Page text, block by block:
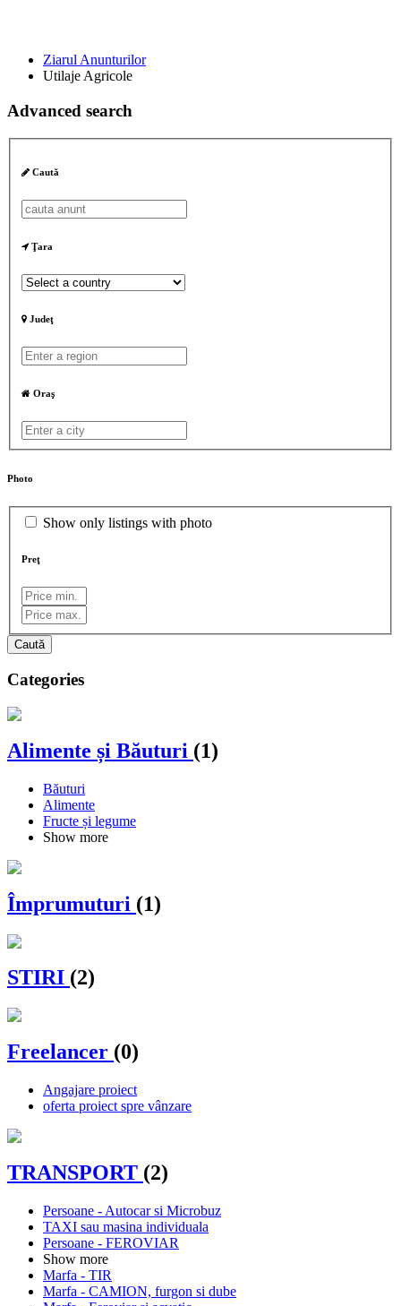
Ziarul Anunturilor
Utilaje Agricole
Advanced search
Caută
Ţara
Judeţ
Oraş
Photo
Show only listings with photo
Preţ
Caută
Categories
Alimente și Băuturi (1)
Băuturi
Alimente
Fructe și legume
Show more
Împrumuturi (1)
STIRI (2)
Freelancer (0)
Angajare proiect
oferta proiect spre vânzare
TRANSPORT (2)
Persoane - Autocar si Microbuz
TAXI sau masina individuala
Persoane - FEROVIAR
Show more
Marfa - TIR
Marfa - CAMION, furgon si dube